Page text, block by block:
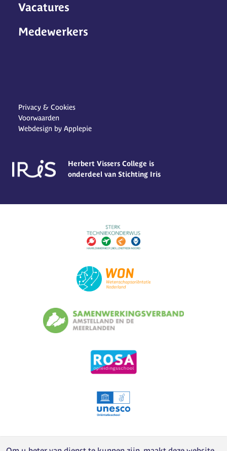
Vacatures
Medewerkers
Privacy & Cookies
Voorwaarden
Webdesign by Applepie
Herbert Vissers College is
onderdeel van Stichting Iris